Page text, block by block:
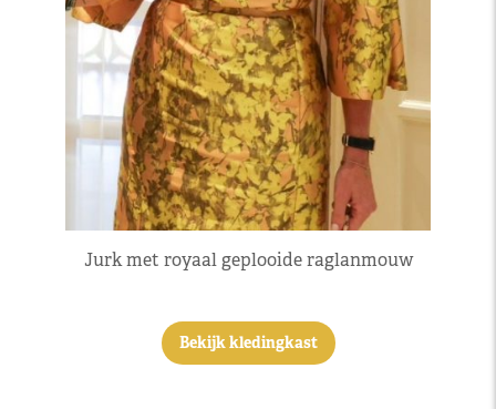
Jurk met royaal geplooide raglanmouw
Bekijk kledingkast